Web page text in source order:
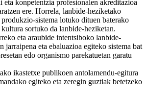
eta konpetentzia profesionalen akreditazioa
ere. Horrela, lanbide-heziketako
produkzio-sistema lotuko dituen baterako
kultura sortuko da lanbide-heziketan.
eta araubide intentsiboko lanbide-
jarraipena eta ebaluazioa egiteko sistema bat
edo organismo parekatuetan garatu
ikastetxe publikoen antolamendu-egitura
egiteko eta zeregin guztiak betetzeko